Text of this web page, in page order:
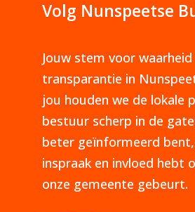
Volg Nunspeetse
Jouw stem voor waarheid
transparantie in
jou houden we de lokale
bestuur scherp in de
beter geïnformeerd
inspraak en invloed hebt
onze gemeente gebeurt.